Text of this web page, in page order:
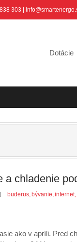
303 |
Dotácie
a chladenie
buderus, bývanie,internet,
ako v apríli. Pred